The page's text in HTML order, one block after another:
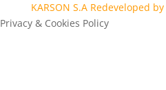
KARSON S.A Redeveloped by
Privacy & Cookies Policy